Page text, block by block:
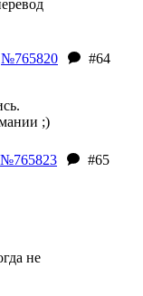
№765820
#64
;)
№765823
#65
не